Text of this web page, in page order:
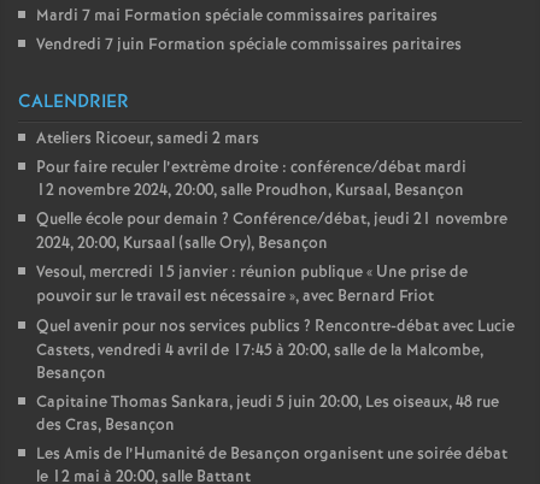
Mardi 7 mai Formation spéciale commissaires paritaires
Vendredi 7 juin Formation spéciale commissaires paritaires
CALENDRIER
Ateliers Ricoeur, samedi 2 mars
Pour faire reculer l’extrème droite : conférence/débat mardi
12 novembre 2024, 20:00, salle Proudhon, Kursaal, Besançon
Quelle école pour demain ? Conférence/débat, jeudi 21 novembre
2024, 20:00, Kursaal (salle Ory), Besançon
Vesoul, mercredi 15 janvier : réunion publique « Une prise de
pouvoir sur le travail est nécessaire», avec Bernard Friot
Quel avenir pour nos services publics ? Rencontre-débat avec Lucie
Castets, vendredi 4 avril de 17:45 à 20:00, salle de la Malcombe,
Besançon
Capitaine Thomas Sankara, jeudi 5 juin 20:00, Les oiseaux, 48 rue
des Cras, Besançon
Les Amis de l’Humanité de Besançon organisent une soirée débat
le 12 mai à 20:00, salle Battant